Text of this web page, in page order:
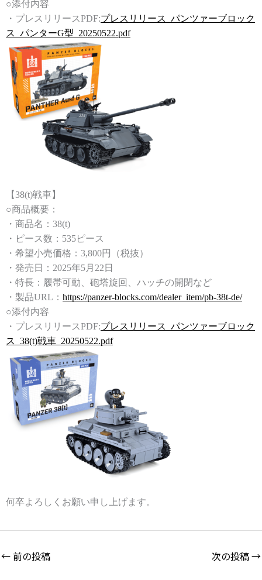
○添付内容
・プレスリリースPDF:プレスリリース_パンツァーブロック
ス_パンターG型_20250522.pdf
【38(t)戦車】
○商品概要：
・商品名：38(t)
・ピース数：535ピース
・希望小売価格：3,800円（税抜）
・発売日：2025年5月22日
・特長：履帯可動、砲塔旋回、ハッチの開閉など
・製品URL： https://panzer-blocks.com/dealer_item/pb-38t-de/
○添付内容
・プレスリリースPDF:プレスリリース_パンツァーブロック
ス_38(t)戦車_20250522.pdf
何卒よろしくお願い申し上げます。
←前の投稿 次の投稿→